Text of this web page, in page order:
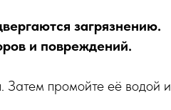
загрязнению.
и повреждений.
Затем промойте её водой и